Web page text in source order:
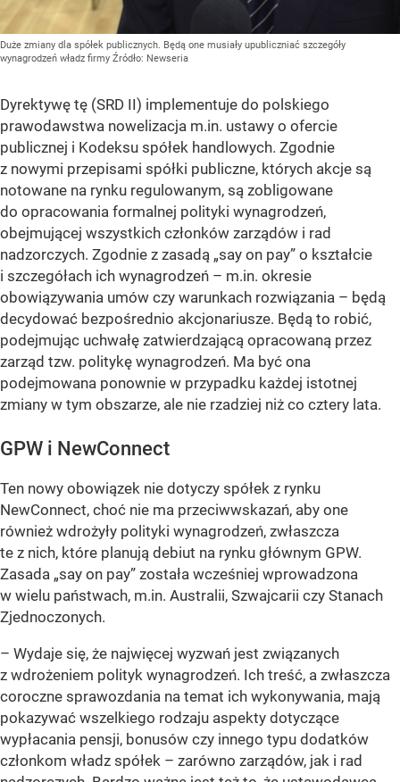
Duże zmiany dla spółek publicznych. Będą one musiały upubliczniać szczegóły
wynagrodzeń władz firmy Źródło: Newseria
Dyrektywę tę (SRD II) implementuje do polskiego
prawodawstwa nowelizacja m.in. ustawy o ofercie
publicznej i Kodeksu spółek handlowych. Zgodnie
z nowymi przepisami spółki publiczne, których akcje są
notowane na rynku regulowanym, są zobligowane
do opracowania formalnej polityki wynagrodzeń,
obejmującej wszystkich członków zarządów i rad
nadzorczych. Zgodnie z zasadą „say on pay” o kształcie
i szczegółach ich wynagrodzeń – m.in. okresie
obowiązywania umów czy warunkach rozwiązania – będą
decydować bezpośrednio akcjonariusze. Będą to robić,
podejmując uchwałę zatwierdzającą opracowaną przez
zarząd tzw. politykę wynagrodzeń. Ma być ona
podejmowana ponownie w przypadku każdej istotnej
zmiany w tym obszarze, ale nie rzadziej niż co cztery lata.
GPW i NewConnect
Ten nowy obowiązek nie dotyczy spółek z rynku
NewConnect, choć nie ma przeciwwskazań, aby one
również wdrożyły polityki wynagrodzeń, zwłaszcza
te z nich, które planują debiut na rynku głównym GPW.
Zasada „say on pay” została wcześniej wprowadzona
w wielu państwach, m.in. Australii, Szwajcarii czy Stanach
Zjednoczonych.
– Wydaje się, że najwięcej wyzwań jest związanych
z wdrożeniem polityk wynagrodzeń. Ich treść, a zwłaszcza
coroczne sprawozdania na temat ich wykonywania, mają
pokazywać wszelkiego rodzaju aspekty dotyczące
wypłacania pensji, bonusów czy innego typu dodatków
członkom władz spółek – zarówno zarządów, jak i rad